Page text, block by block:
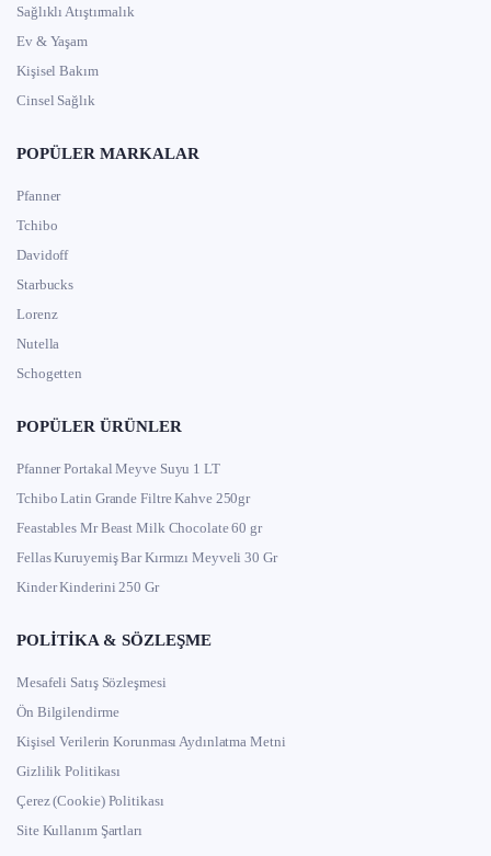
Sağlıklı Atıştırmalık
Ev & Yaşam
Kişisel Bakım
Cinsel Sağlık
POPÜLER MARKALAR
Pfanner
Tchibo
Davidoff
Starbucks
Lorenz
Nutella
Schogetten
POPÜLER ÜRÜNLER
Pfanner Portakal Meyve Suyu 1 LT
Tchibo Latin Grande Filtre Kahve 250gr
Feastables Mr Beast Milk Chocolate 60 gr
Fellas Kuruyemiş Bar Kırmızı Meyveli 30 Gr
Kinder Kinderini 250 Gr
POLITIKA & SÖZLEŞME
Mesafeli Satış Sözleşmesi
Ön Bilgilendirme
Kişisel Verilerin Korunması Aydınlatma Metni
Gizlilik Politikası
Çerez (Cookie) Politikası
Site Kullanım Şartları